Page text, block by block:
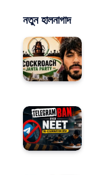
নতুন হালনাগাদ